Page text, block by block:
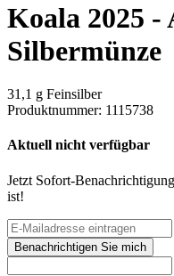
Koala 2025 -
Silbermünze
31,1 g Feinsilber
Produktnummer: 1115738
Aktuell nicht verfügbar
Jetzt Sofort-
ist!
Benachrichtigen Sie mich